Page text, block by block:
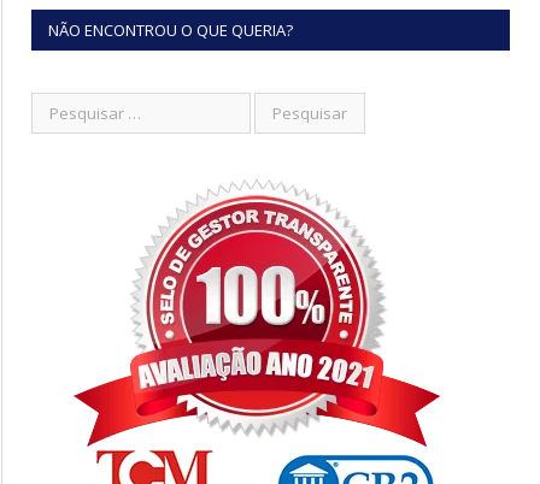
NÃO ENCONTROU O QUE QUERIA?